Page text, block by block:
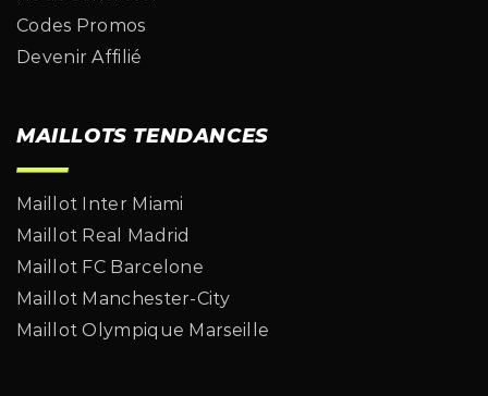
Codes Promos
Devenir Affilié
MAILLOTS TENDANCES
Maillot Inter Miami
Maillot Real Madrid
Maillot FC Barcelone
Maillot Manchester-City
Maillot Olympique Marseille